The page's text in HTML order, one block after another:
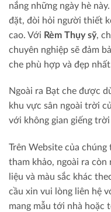
nắng những ngày hè
đặt, đòi hỏi người thiết
cao. Với Rèm Thụy sỹ,
chuyên nghiệp sẽ đảm
che phù hợp và đẹp
Ngoài ra Bạt che được
khu vực sân ngoài trời
với không gian giếng
Trên Website của
tham khảo, ngoài ra còn
liệu và màu sắc khác
cầu xin vui lòng liên hệ
mang mẫu tới nhà hoặc